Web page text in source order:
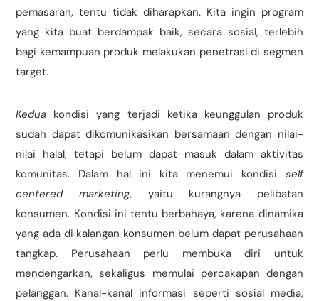
pemasaran, tentu tidak diharapkan. Kita ingin program
yang kita buat berdampak baik, secara sosial, terlebih
bagi kemampuan produk melakukan penetrasi di segmen
target.
Kedua kondisi yang terjadi ketika keunggulan produk
sudah dapat dikomunikasikan bersamaan dengan nilai-
nilai halal, tetapi belum dapat masuk dalam aktivitas
komunitas. Dalam hal ini kita menemui kondisi self
centered marketing, yaitu kurangnya pelibatan
konsumen. Kondisi ini tentu berbahaya, karena dinamika
yang ada di kalangan konsumen belum dapat perusahaan
tangkap. Perusahaan perlu membuka diri untuk
mendengarkan, sekaligus memulai percakapan dengan
pelanggan. Kanal-kanal informasi seperti sosial media,